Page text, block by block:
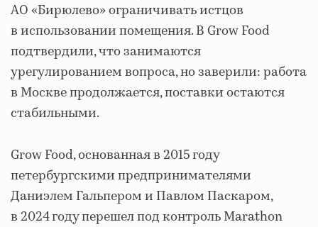
АО «Бирюлево» ограничивать истцов
в использовании помещения. В Grow Food
подтвердили, что занимаются
урегулированием вопроса, но заверили: работа
в Москве продолжается, поставки остаются
стабильными.
Grow Food, основанная в 2015 году
петербургскими предпринимателями
Даниэлем Гальпером и Павлом Паскаром,
в 2024 году перешел под контроль Marathon